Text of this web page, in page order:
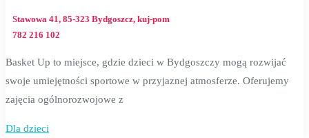
Stawowa 41, 85-323 Bydgoszcz, kuj-pom
782 216 102
Basket Up to miejsce, gdzie dzieci w Bydgoszczy mogą rozwijać
swoje umiejętności sportowe w przyjaznej atmosferze. Oferujemy
zajęcia ogólnorozwojowe z
Dla dzieci